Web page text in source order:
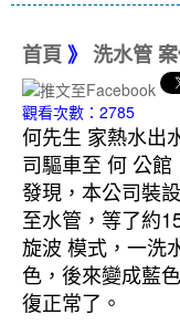
首頁 》 洗水管 案
觀看次數：2785
何先生 家熱水出
司驅車至 何 公
發現，本公司裝
至水管，等了約
旋波 模式，一洗
色，後來變成藍
復正常了。